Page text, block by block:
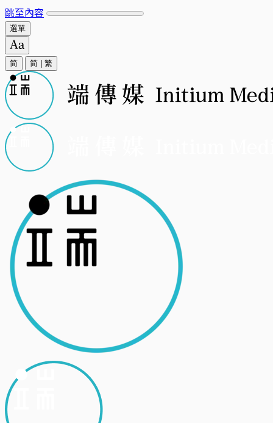
跳至內容
選單
简 简 繁